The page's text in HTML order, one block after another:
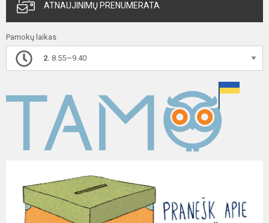
ATNAUJINIMŲ PRENUMERATA
Pamokų laikas
2. 8.55—9.40